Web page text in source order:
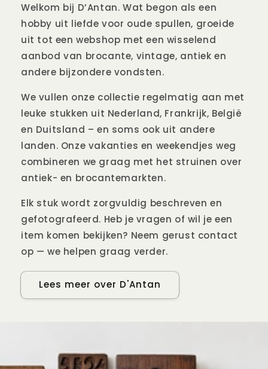
Welkom bij D’Antan. Wat begon als een
hobby uit liefde voor oude spullen, groeide
uit tot een webshop met een wisselend
aanbod van brocante, vintage, antiek en
andere bijzondere vondsten.
We vullen onze collectie regelmatig aan met
leuke stukken uit Nederland, Frankrijk, België
en Duitsland – en soms ook uit andere
landen. Onze vakanties en weekendjes weg
combineren we graag met het struinen over
antiek- en brocantemarkten.
Elk stuk wordt zorgvuldig beschreven en
gefotografeerd. Heb je vragen of wil je een
item komen bekijken? Neem gerust contact
op — we helpen graag verder.
Lees meer over D'Antan